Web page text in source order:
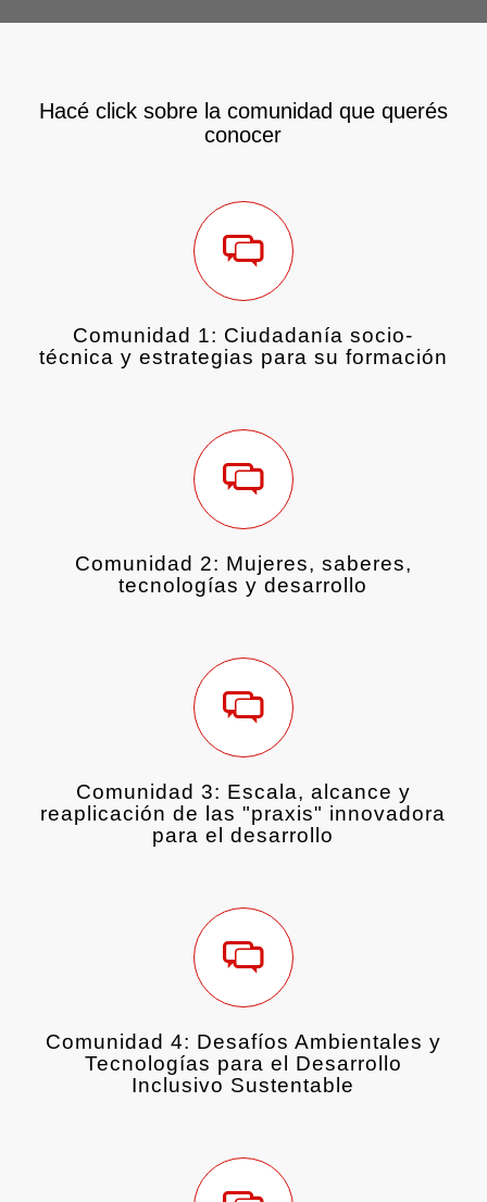
Hacé click sobre la comunidad que querés
conocer
Comunidad 1: Ciudadanía socio-
técnica y estrategias para su formación
Comunidad 2: Mujeres, saberes,
tecnologías y desarrollo
Comunidad 3: Escala, alcance y
reaplicación de las "praxis" innovadora
para el desarrollo
Comunidad 4: Desafíos Ambientales y
Tecnologías para el Desarrollo
Inclusivo Sustentable